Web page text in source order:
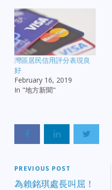
灣區居民信用評分表現良
好
February 16, 2019
In "地方新聞"
PREVIOUS POST
為賴銘琪處長叫屈！